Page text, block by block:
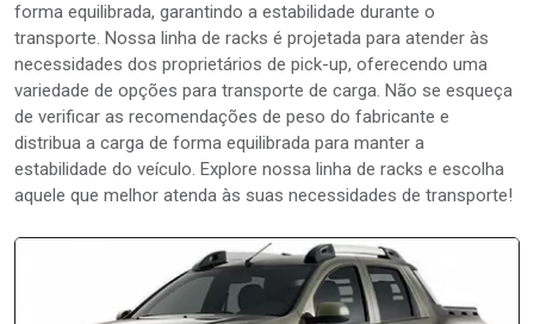
forma equilibrada, garantindo a estabilidade durante o
transporte. Nossa linha de racks é projetada para atender às
necessidades dos proprietários de pick-up, oferecendo uma
variedade de opções para transporte de carga. Não se esqueça
de verificar as recomendações de peso do fabricante e
distribua a carga de forma equilibrada para manter a
estabilidade do veículo. Explore nossa linha de racks e escolha
aquele que melhor atenda às suas necessidades de transporte!